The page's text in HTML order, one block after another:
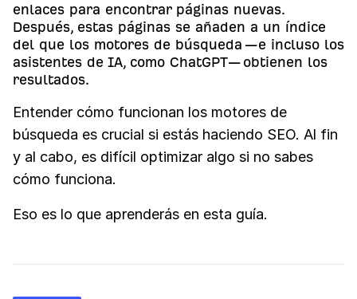
06 Link Building
07 SEO técnico
10 ¿Cómo funcionan los motores de búsqueda de IA?
enlaces para encontrar páginas nuevas.
Después, estas páginas se añaden a un índice
del que los motores de búsqueda —e incluso los
asistentes de IA, como ChatGPT— obtienen los
resultados.
Entender cómo funcionan los motores de
búsqueda es crucial si estás haciendo SEO. Al fin
y al cabo, es difícil optimizar algo si no sabes
cómo funciona.
Eso es lo que aprenderás en esta guía.